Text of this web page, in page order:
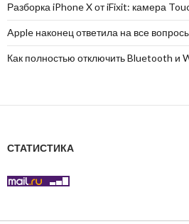
Разборка iPhone X от iFixit: камера
Apple наконец ответила на все
Как полностью отключить Bluetooth и
СТАТИСТИКА